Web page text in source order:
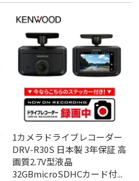
1カメラドライブレコーダー
DRV-R30S 日本製 3年保証 高
画質2.7V型液晶
32GBmicroSDHCカード付...